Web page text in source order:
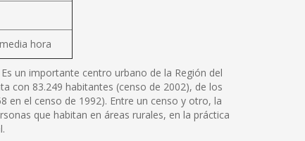
hora
un importante centro urbano de la Región del
con 83.249 habitantes (censo de 2002), de los
en el censo de 1992). Entre un censo y otro, la
que habitan en áreas rurales, en la práctica